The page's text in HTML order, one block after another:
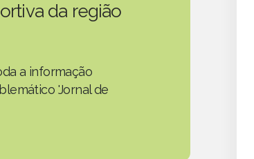
da região
a informação
'Jornal de